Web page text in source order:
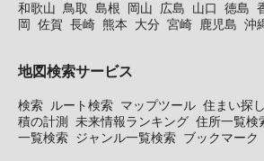
和歌山
鳥取 島根 岡山 広島 山口 徳島
岡
佐賀 長崎 熊本 大分 宮崎 鹿児島 沖
地図検索サービス
検索 ルート検索 マップツール 住まい探
積の計測
未来情報ランキング 住所一覧検
一覧検索 ジャンル一覧検索 ブックマーク